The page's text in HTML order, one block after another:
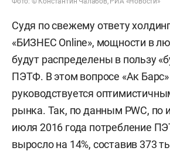
Судя по свежему ответу
«БИЗНЕС Online», мощности в
будут распределены в пользу
ПЭТФ. В этом вопросе «Ак Барс»
руководствуется
рынка. Так, по данным PWC, по
июля 2016 года потребление
выросло на 14%, составив 373